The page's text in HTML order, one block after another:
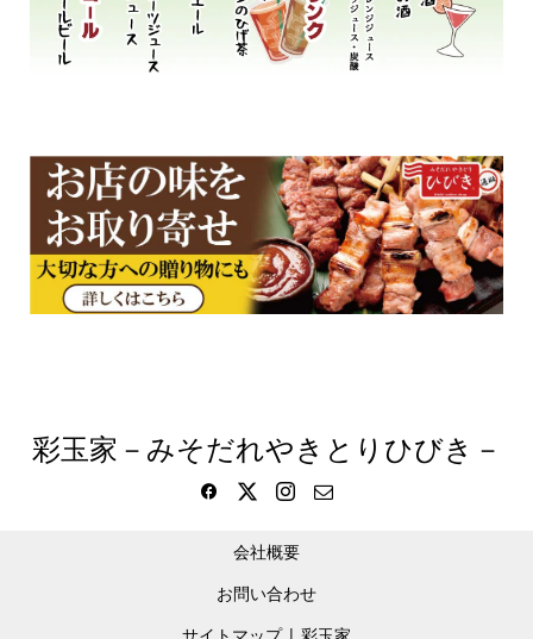
彩玉家－みそだれやきとりひびき－
会社概要
お問い合わせ